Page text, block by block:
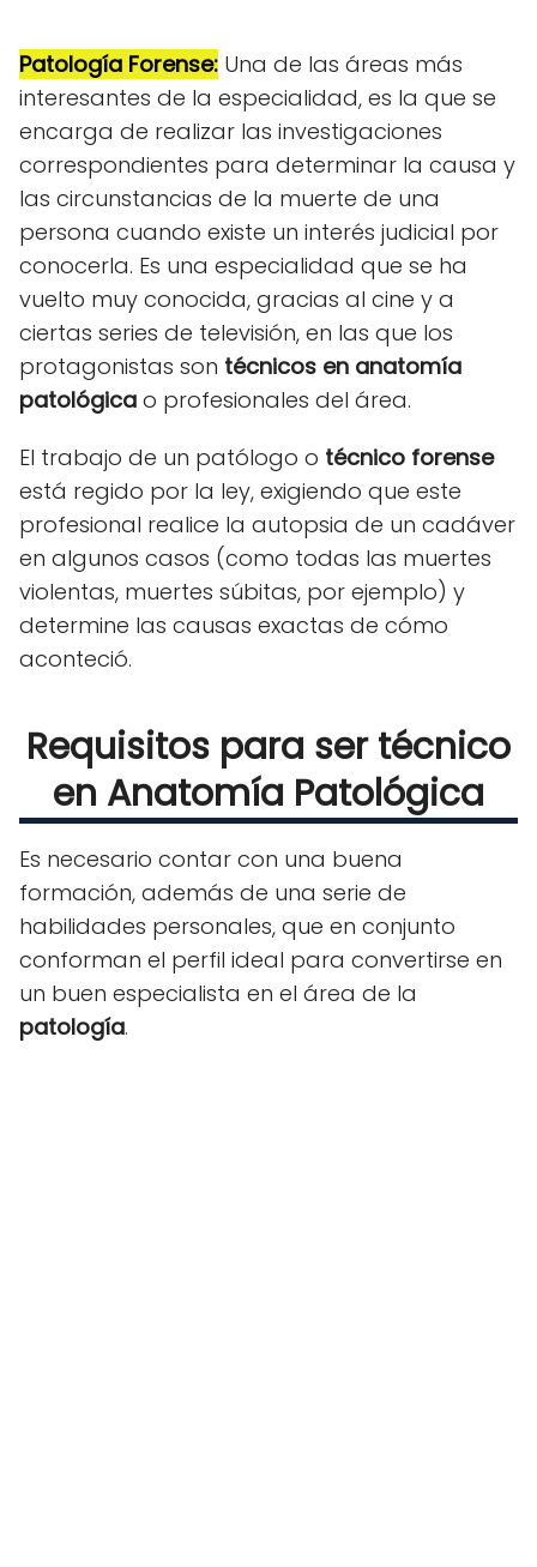
Patología Forense: Una de las áreas más
interesantes de la especialidad, es la que se
encarga de realizar las investigaciones
correspondientes para determinar la causa y
las circunstancias de la muerte de una
persona cuando existe un interés judicial por
conocerla. Es una especialidad que se ha
vuelto muy conocida, gracias al cine y a
ciertas series de televisión, en las que los
protagonistas son técnicos en anatomía
patológica o profesionales del área.
El trabajo de un patólogo o técnico forense
está regido por la ley, exigiendo que este
profesional realice la autopsia de un cadáver
en algunos casos (como todas las muertes
violentas, muertes súbitas, por ejemplo) y
determine las causas exactas de cómo
aconteció.
Requisitos para ser técnico
en Anatomía Patológica
Es necesario contar con una buena
formación, además de una serie de
habilidades personales, que en conjunto
conforman el perfil ideal para convertirse en
un buen especialista en el área de la
patología.